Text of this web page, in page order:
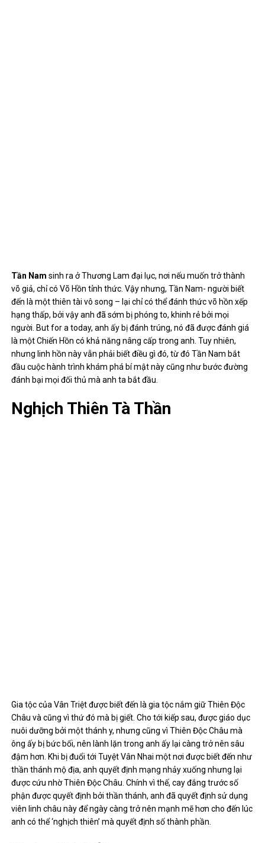
Tần Namsinh ra ở Thương Lam đại lục, nơi nếu muốn trở thành
võ giả, chỉ có Võ Hồn tỉnh thức. Vậy nhưng, Tần Nam- người biết
đến là một thiên tài vô song – lại chỉ có thể đánh thức võ hồn xếp
hạng thấp, bởi vậy anh đã sớm bị phóng to, khinh rẻ bởi mọi
người. But for a today, anh ấy bị đánh trúng, nó đã được đánh giá
là một Chiến Hồn có khả năng nâng cấp trong anh. Tuy nhiên,
nhưng linh hồn này vẫn phải biết điều gì đó, từ đó Tần Nam bắt
đầu cuộc hành trình khám phá bí mật này cũng như bước đường
đánh bại mọi đối thủ mà anh ta bắt đầu.
Nghịch Thiên Tà Thần
Gia tộc của Vân Triệt được biết đến là gia tộc nắm giữ Thiên Độc
Châu và cũng vì thứ đó mà bị giết. Cho tới kiếp sau, được giáo dục
nuôi dưỡng bởi một thánh y, nhưng cũng vì Thiên Độc Châu mà
ông ấy bị bức bối, nên lành lặn trong anh ấy lại càng trở nên sâu
đậm hơn. Khi bị đuổi tới Tuyệt Vân Nhai một nơi được biết đến như
thần thánh mộ địa, anh quyết định mạng nhảy xuống nhưng lại
được cứu nhờ Thiên Độc Châu. Chính vì thế, cay đắng trước số
phận được quyết định bởi thần thánh, anh đã quyết định sử dụng
viên linh châu này để ngày càng trở nên mạnh mẽ hơn cho đến lúc
anh có thể ‘nghịch thiên’ mà quyết định số thành phần.